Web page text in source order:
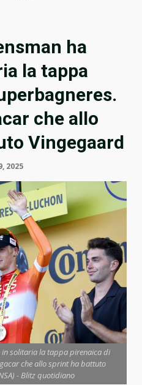
ha
la tappa
che allo
Vingegaard
2025
in solitaria la tappa pirenaica di
che allo sprint ha battuto
- Blitz quotidiano